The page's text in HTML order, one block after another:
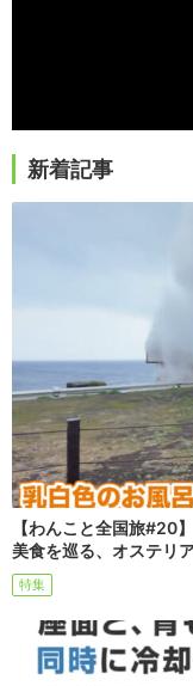
新着記事
【わんこと全国旅#20
美食を巡る、オステリ
特集